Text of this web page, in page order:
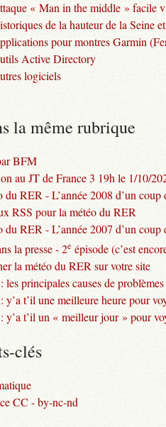
« Man in the middle » facile
de la hauteur de la Seine
pour montres Garmin
Active Directory
logiciels
la même rubrique
BFM
au JT de France 3 19h le 1/10/
du RER - L’année 2008 d’un coup
RSS pour la météo du RER
du RER - L’année 2007 d’un coup
la presse - 2e épisode (c’est
la météo du RER sur votre site
les principales causes de problèmes
y’a t’il une meilleure heure pour
y’a t’il un « meilleur jour » pour
clés
CC - by-nc-nd